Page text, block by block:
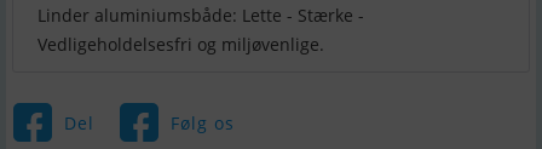
Linder aluminiumsbåde: Lette - Stærke -
Vedligeholdelsesfri og miljøvenlige.
Del Følg os